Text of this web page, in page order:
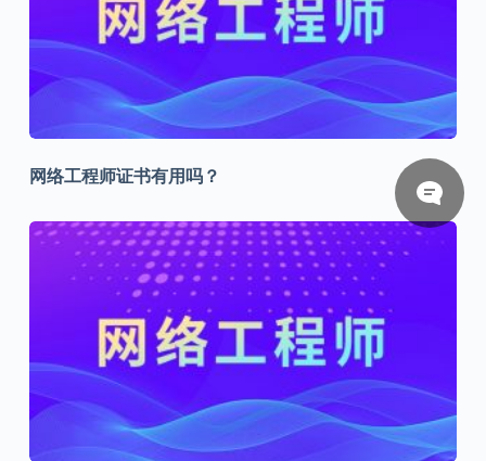
网络工程师证书有用吗？